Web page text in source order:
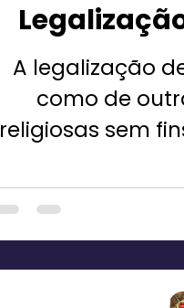
A legalização
como de
religiosas sem